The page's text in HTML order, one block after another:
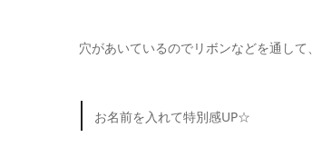
穴があいているのでリボンなどを通し
お名前を入れて特別感UP☆